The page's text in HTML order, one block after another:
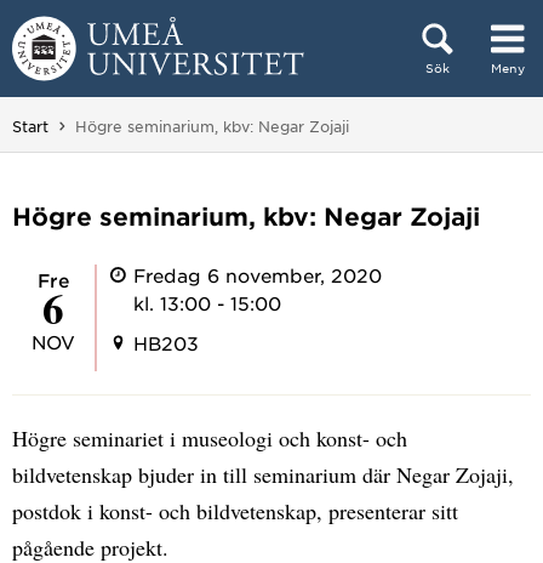
Hoppa direkt till innehållet
Sök Meny
Huvudmenyn dold.
Start Du är här:
Högre seminarium, kbv: Negar Zojaji
Högre seminarium, kbv: Negar Zojaji
fre
6
NOV
Fredag 6 november, 2020
kl. 13:00 - 15:00
HB203
Högre seminariet i museologi och konst- och
bildvetenskap bjuder in till seminarium där Negar Zojaji,
postdok i konst- och bildvetenskap, presenterar sitt
pågående projekt.